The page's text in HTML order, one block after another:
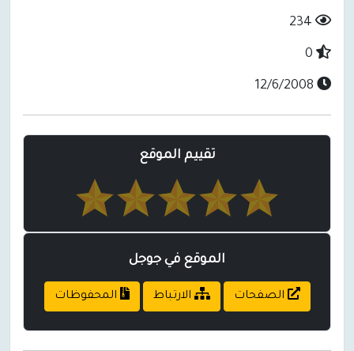
تقييم الموقع
الموقع في جوجل
الصفحات الارتباط المحفوظات